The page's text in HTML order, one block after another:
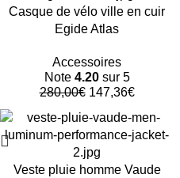
Casque de vélo ville en cuir
Egide Atlas
Accessoires
Note 4.20sur 5
280,00€ 147,36€
-47%
Veste pluie homme Vaude